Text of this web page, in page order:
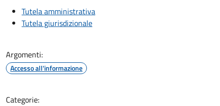
Tutela amministrativa
Tutela giurisdizionale
Argomenti:
Accesso all'informazione
Categorie: